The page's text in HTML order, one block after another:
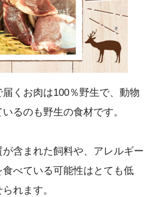
届くお肉は100％野生で、動物
るのも野生の食材です。
含まれた飼料や、アレルギー
べている可能性はとても低
れます。